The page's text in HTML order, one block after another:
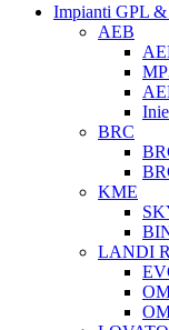
Impianti GPL &
AEB
BRC
KME
LANDI